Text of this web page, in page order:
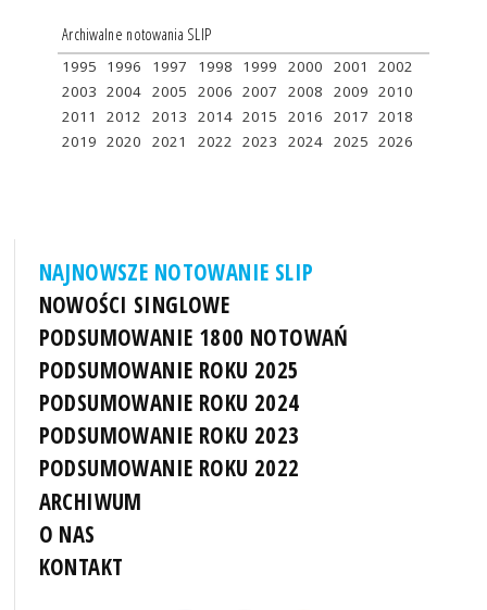
Archiwalne notowania SLIP
1995 1996 1997 1998 1999 2000 2001
2002
2003 2004 2005 2006 2007 2008 2009 2010
2011
2012 2013 2014 2015 2016 2017 2018
2019 2020 2021 2022 2023 2024 2025 2026
NAJNOWSZE NOTOWANIE SLIP
NOWOŚCI SINGLOWE
PODSUMOWANIE 1800 NOTOWAŃ
PODSUMOWANIE ROKU 2025
PODSUMOWANIE ROKU 2024
PODSUMOWANIE ROKU 2023
PODSUMOWANIE ROKU 2022
ARCHIWUM
O NAS
KONTAKT